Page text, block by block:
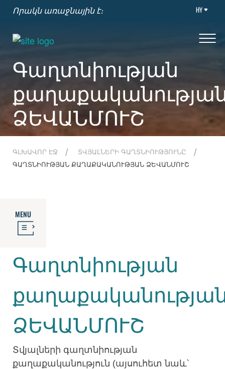
Որակն առաջնային է։ HY
Գաղտնիության
ՁԵՎԱՆՄՈՒՇ
ԳԼԽԱՎՈՐ ԷՋ
ՏՎՅԱԼՆԵՐԻ ԳԱՂՏՆԻՈՒԹՅՈՒՆԸ
ԳԱՂՏՆԻՈՒԹՅԱՆ ՔԱՂԱՔԱԿԱՆՈՒԹՅԱՆ ՁԵՎԱՆՄՈՒՇ
MENU
Գաղտնիության
ՁԵՎԱՆՄՈՒՇ
Տվյալների գաղտնիության
քաղաքականություն (այսուհետ նաև՝